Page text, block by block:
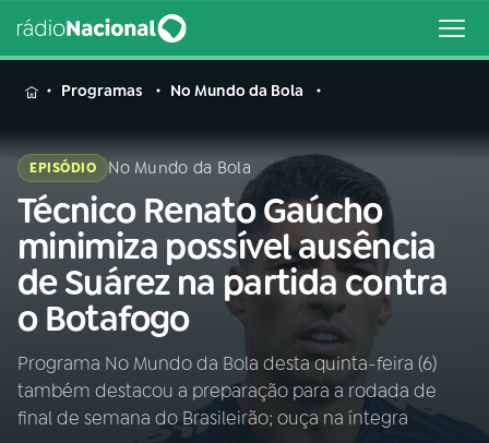
MENU
Buscar
na
Rádio
Nacional
Buscar
AO VIVO
01 INÍCIO
Programas No Mundo da Bola
EPISÓDIO No Mundo da Bola
Técnico Renato Gaúcho
minimiza possível ausência
de Suárez na partida contra
o Botafogo
Programa No Mundo da Bola desta quinta-feira (6)
também destacou a preparação para a rodada de
final de semana do Brasileirão; ouça na íntegra